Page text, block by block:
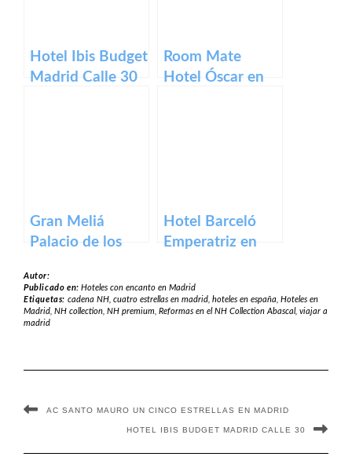
Hotel Ibis Budget
Madrid Calle 30
Room Mate
Hotel Óscar en
Gran Meliá
Palacio de los
Madrid
Hotel Barceló
Emperatriz en
Autor:
Publicado en:Hoteles con encanto en Madrid
Etiquetas: cadena NH, cuatro estrellas en madrid, hoteles en españa, Hoteles en
Madrid NH collection NH premium Reformas en el NH Collection Abascal, viajar a
madrid
AC SANTO MAURO UN CINCO ESTRELLAS EN MADRID
HOTEL IBIS BUDGET MADRID CALLE 30